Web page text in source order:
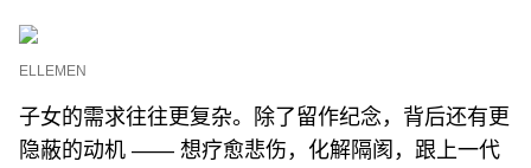
ELLEMEN
子女的需求往往更复杂。除了留作纪念，背后还有更
隐蔽的动机 —— 想疗愈悲伤，化解隔阂，跟上一代